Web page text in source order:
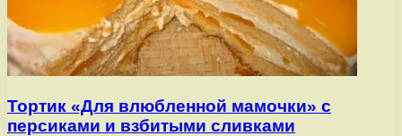
Тортик «Для влюбленной мамочки» с
персиками и взбитыми сливками